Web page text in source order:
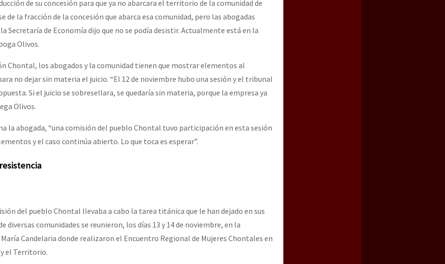
de su concesión para que ya no abarcara el territorio de la comunidad de
de la fracción de la concesión que abarca esa comunidad, pero las abogadas
Secretaría de Economía dijo que no se podía desistir. Actualmente está en la
Olivos.
Chontal, los abogados y la comunidad tienen que mostrar elementos al
no dejar sin materia el juicio. “El 12 de noviembre hubo una sesión y el tribunal
Si el juicio se sobresellara, se quedaría sin materia, porque la empresa ya
Olivos.
la abogada, “una comisión del pueblo Chontal tuvo participación en esta sesión
y el caso continúa abierto. Lo que toca es esperar”.
del pueblo Chontal llevaba a cabo la tarea titánica que le han dejado en sus
diversas comunidades se reunieron, los días 13 y 14 de noviembre, en la
Candelaria donde realizaron el Encuentro Regional de Mujeres Chontales en
el Territorio.